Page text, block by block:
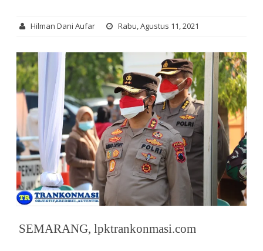
Hilman Dani Aufar Rabu, Agustus 11, 2021
SEMARANG, lpktrankonmasi.com